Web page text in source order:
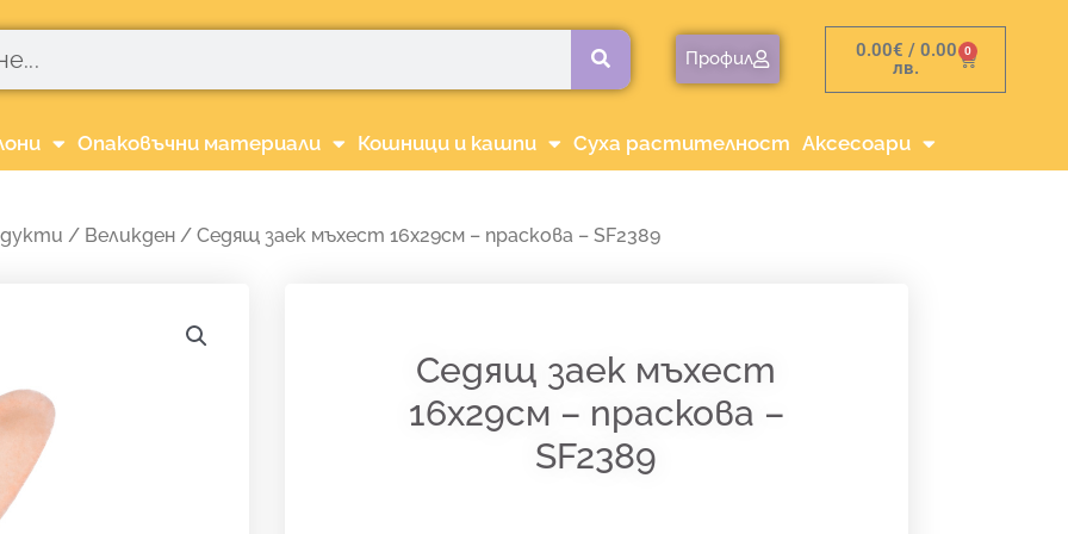
Профил 0.00€ / 0.00
лв.
0
Cart
Опаковъчни материали Кошници и кашпи Суха растителност Аксесоари
/ Великден / Седящ заек мъхест 16х29см – праскова – SF2389
Седящ заек мъхест
16х29см – праскова –
SF2389